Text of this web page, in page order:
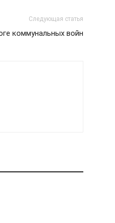
Следующая статья
коммунальных войн